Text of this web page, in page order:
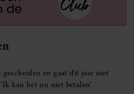
en gaat dit jaar niet
kan het nu niet betalen’